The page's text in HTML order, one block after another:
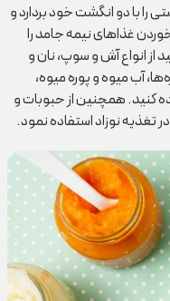
را با دو انگشت خود بردارد و
غذا‌های نیمه جامد را
۱۰ ماهگی می‌توانید از انواع آش و سوپ، نان و
آب میوه و پوره میوه،
کنید. همچنین از حبوبات و
نوزاد استفاده نمود.